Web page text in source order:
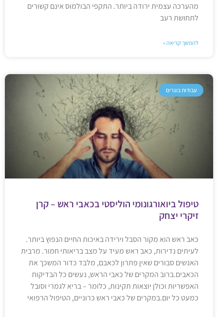
מהערכה עצמית ירודה ביותר. התקפי הבולמוס אינם קשורים
לתחושת רעב
להמשך קריאה »
עבודות בוגרים
טיפול ביואורגונומי הוליסטי בכאבי ראש – קרן
זיקרי יצחק
כאב ראש הוא מקור הסבל וירידה באיכות החיים הנפוץ ביותר.
לעיתים נדירות, כאב ראש מעיד על מצב בריאותי חמור. מרבית
האנשים סבורים שאין פתרון לכאבם, מלבד כדור המשכך את
הכאבים.ברוב המקרים של כאבי הראש, נעשים כל הבדיקות
האפשריות וכולן יוצאות תקינות, כלומר – בריא לגמרי וסובל
כמעט כל יום.במקרים של כאבי ראש כרוניים, הטיפול הרפואי